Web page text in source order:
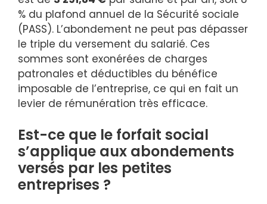
% du plafond annuel de la Sécurité sociale
(PASS). L’abondement ne peut pas dépasser
le triple du versement du salarié. Ces
sommes sont exonérées de charges
patronales et déductibles du bénéfice
imposable de l’entreprise, ce qui en fait un
levier de rémunération très efficace.
Est-ce que le forfait social
s’applique aux abondements
versés par les petites
entreprises ?